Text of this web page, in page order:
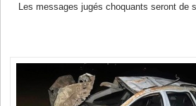
Les messages jugés choquants seront de